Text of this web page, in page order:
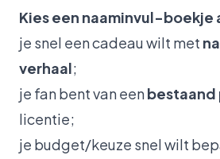
Kies een naaminvul-boekje
je snel een cadeau wilt met
verhaal;
je fan bent van eenbestaand
licentie;
je budget/keuze snel wilt